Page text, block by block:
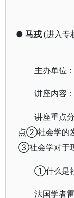
● 马戎(进入专
主办单位
讲座内容：
讲座重点
点②社会学的
③社会学对于
①什么是
法国学者